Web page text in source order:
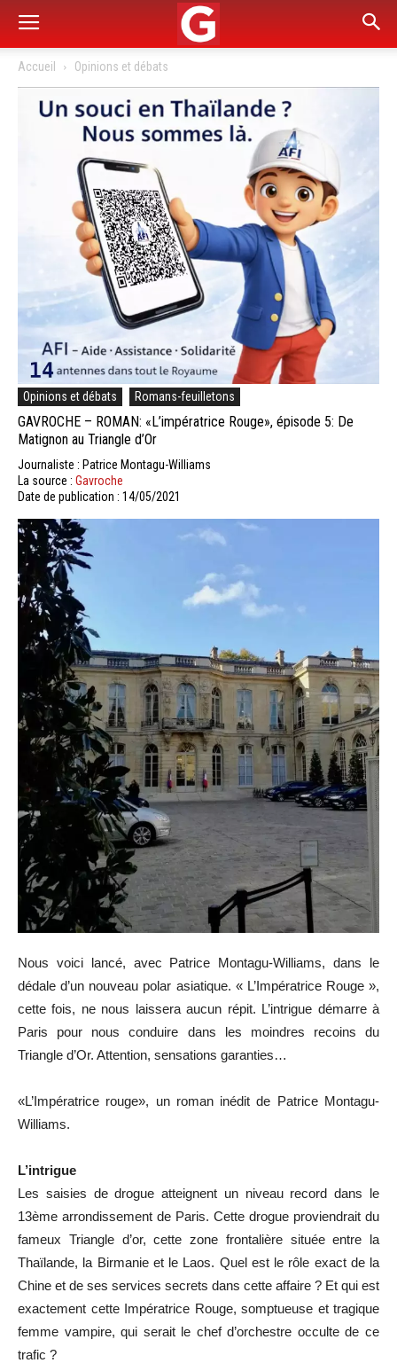
Accueil Opinions et débats
Opinions et débats Romans-feuilletons
GAVROCHE – ROMAN: «L’impératrice Rouge», épisode 5: De
Matignon au Triangle d’Or
Journaliste : Patrice Montagu-Williams
La source : Gavroche
Date de publication : 14/05/2021
Nous voici lancé, avec Patrice Montagu-Williams, dans le
dédale d’un nouveau polar asiatique. « L’Impératrice Rouge »,
cette fois, ne nous laissera aucun répit. L’intrigue démarre à
Paris pour nous conduire dans les moindres recoins du
Triangle d’Or. Attention, sensations garanties…
«L’Impératrice rouge», un roman inédit de Patrice Montagu-
Williams.
L’intrigue
Les saisies de drogue atteignent un niveau record dans le
13ème arrondissement de Paris. Cette drogue proviendrait du
fameux Triangle d’or, cette zone frontalière située entre la
Thaïlande, la Birmanie et le Laos. Quel est le rôle exact de la
Chine et de ses services secrets dans cette affaire ? Et qui est
exactement cette Impératrice Rouge, somptueuse et tragique
femme vampire, qui serait le chef d’orchestre occulte de ce
trafic ?